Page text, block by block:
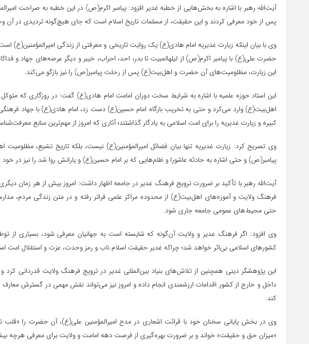
آیت‌الله رهبر با اشاره به بخش‌هایی از خطبه غدیر افزود: پیامبر اکرم(ص) در این خطبه به صراحت
پس از خود معرفی کردند و این حقیقت، از مسلمات تاریخ اسلام است که جای هیچ‌گونه تردیدی در آن
وی با بیان اینکه زیارت غدیریه امام هادی(ع) یک روایت تاریخی و معرفتی از زندگی امیرالمؤمنین(ع)
حضرت علی(ع) با پیامبر اکرم(ص) از لیلهالمبیت تا بدر، احد، احزاب، خیبر و دیگر عرصه‌های جهاد و
این زیارت، مظلومیت‌های آن حضرت و اهل‌بیت(ع) پس از رحلت پیامبر(ص) را نیز بازگو می‌کند.
این استاد حوزه علمیه با اشاره به شرایط سخت دوران امامت امام هادی(ع) گفت: در روزگاری که
اهل‌بیت(ع) وارد می‌کرد و حتی به تخریب بارگاه امام حسین(ع) دست زد، امام هادی(ع) با جهاد
کبیره و زیارت غدیریه را برای امت اسلامی به یادگار گذاشتند؛ آثاری که امروز از مهم‌ترین منابع
وی تصریح کرد: زیارت غدیریه تنها بیان فضائل امیرالمؤمنین(ع) نیست، بلکه تاریخ تشیع،
پیامبر(ص) و حتی اشاره به حادثه عاشورا و ظلم‌هایی که بر امام حسین(ع) و یارانش روا شد را نیز در
آیت‌الله رهبر با تأکید بر ضرورت ترویج فرهنگ غدیر در جامعه اظهار داشت: امروز بیش از هر زمان
فرهنگ ولایت و آموزه‌های اهل‌بیت(ع) از محدوده مراکز علمی فراتر رفته و در متن زندگی مردم،
حتی محیط‌های عمومی جامعه جاری شود.
وی افزود: اگر فرهنگ غدیر و ولایت آن‌گونه که شایسته است به جهانیان معرفی شود، بسیاری از
کشورهای اسلامی بی‌اثر خواهد شد؛ چراکه غدیر حقیقت اسلام ناب و رمز وحدت، عزت و استقلال امت
این پژوهشگر دینی همچنین از تلاش‌های بنیاد بین‌المللی غدیر در ترویج فرهنگ ولایت قدردانی
داخل و خارج از کشور اقدامات ارزشمندی انجام داده و امروز نیز می‌تواند نقش مهمی در گسترش معارف
کند.
وی در بخش پایانی سخنان خود با قرائت اشعاری در مدح امیرالمؤمنین علی(ع)، آن حضرت را «قلب
«میزان حق و حقیقت» خواند و بر ضرورت بهره‌گیری از فرصت دهه امامت و ولایت برای معرفی هرچه